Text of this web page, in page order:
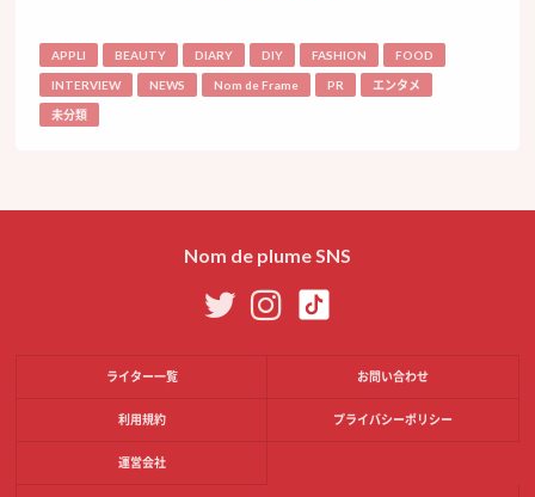
APPLI BEAUTY DIARY DIY FASHION FOOD
INTERVIEW NEWS Nom de Frame PR エンタメ
未分類
Nom de plume SNS
ライター一覧 お問い合わせ
利用規約 プライバシーポリシー
運営会社